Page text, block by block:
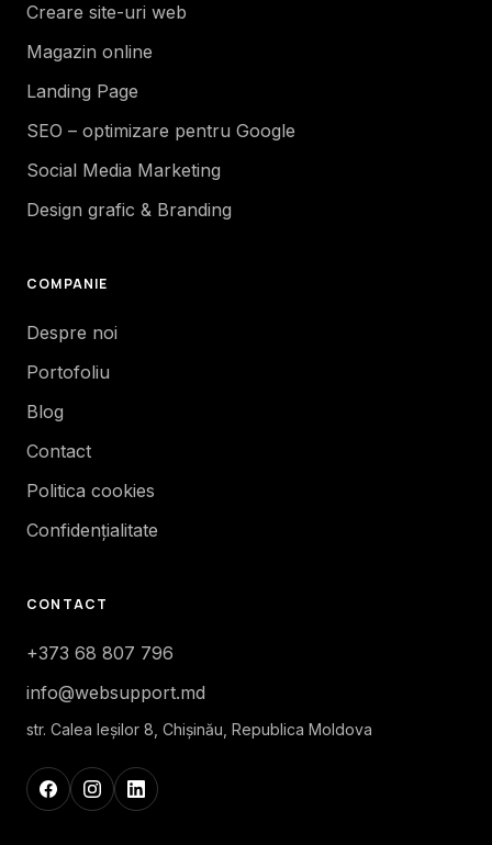
Creare site-uri web
Magazin online
Landing Page
SEO – optimizare pentru Google
Social Media Marketing
Design grafic & Branding
COMPANIE
Despre noi
Portofoliu
Blog
Contact
Politica cookies
Confidențialitate
CONTACT
+373 68 807 796
info@websupport.md
str. Calea Ieşilor 8, Chișinău, Republica Moldova